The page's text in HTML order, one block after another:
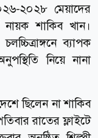
২০২৮ মেয়াদের
নায়ক শাকিব খান।
ব্যাপক
নিয়ে নানা
ছিলেন না শাকিব
রাতের ফ্লাইটে